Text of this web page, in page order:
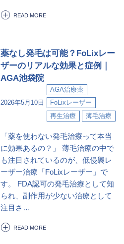
READ MORE
2026年5月10日
AGA治療薬
FoLixレーザー
再生治療
薄毛治療
薬なし発毛は可能？FoLixレー
ザーのリアルな効果と症例｜
AGA池袋院
「薬を使わない発毛治療って本当
に効果あるの？」 薄毛治療の中で
も注目されているのが、低侵襲レ
ーザー治療「FoLixレーザー」で
す。 FDA認可の発毛治療として知
られ、副作用が少ない治療として
注目さ…
READ MORE